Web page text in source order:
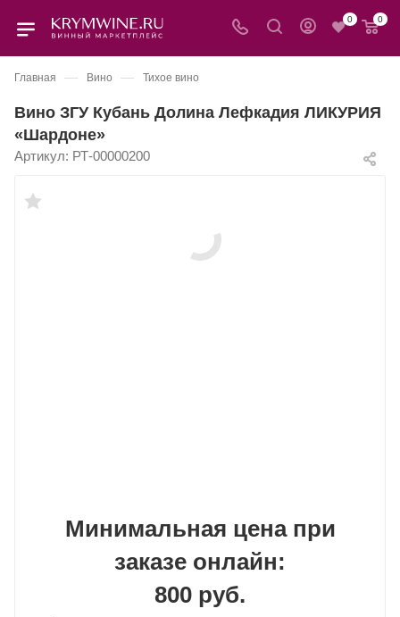
0 0
Главная — Вино — Тихое вино
Вино ЗГУ Кубань Долина Лефкадия ЛИКУРИЯ
«Шардоне»
Артикул: РТ-00000200
Минимальная цена при
заказе онлайн:
800 руб.